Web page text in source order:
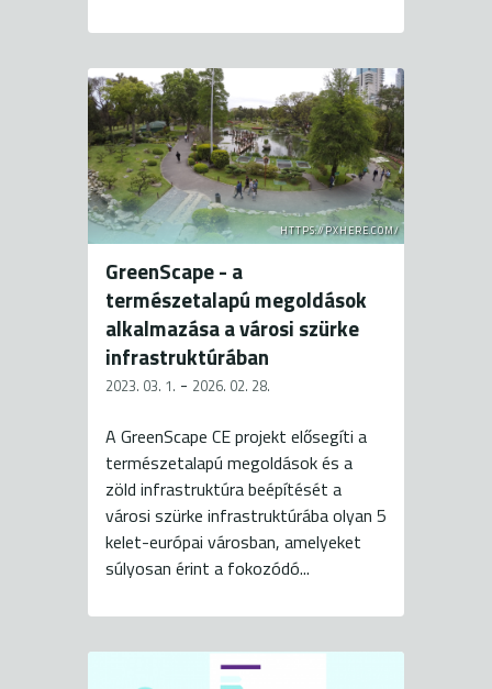
HTTPS://PXHERE.COM/
GreenScape - a
természetalapú megoldások
alkalmazása a városi szürke
infrastruktúrában
2023. 03. 1. - 2026. 02. 28.
A GreenScape CE projekt elősegíti a
természetalapú megoldások és a
zöld infrastruktúra beépítését a
városi szürke infrastruktúrába olyan 5
kelet-európai városban, amelyeket
súlyosan érint a fokozódó...